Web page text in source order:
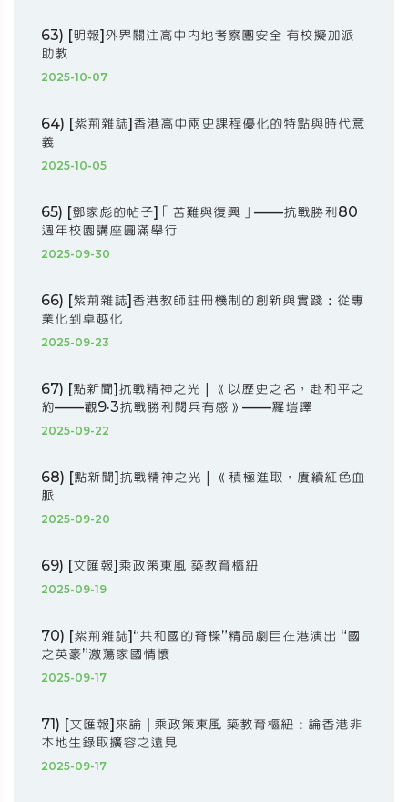
63) [明報]外界關注高中內地考察團安全 有校擬加派
助教
2025-10-07
64) [紫荊雜誌]香港高中兩史課程優化的特點與時代意
義
2025-10-05
65) [鄧家彪的帖子]「苦難與復興」——抗戰勝利80
週年校園講座圓滿舉行
2025-09-30
66) [紫荊雜誌]香港教師註冊機制的創新與實踐：從專
業化到卓越化
2025-09-23
67) [點新聞]抗戰精神之光｜《以歷史之名，赴和平之
約——觀9·3抗戰勝利閱兵有感》——羅塏譯
2025-09-22
68) [點新聞]抗戰精神之光｜《積極進取，賡續紅色血
脈
2025-09-20
69) [文匯報]乘政策東風 築教育樞紐
2025-09-19
70) [紫荊雜誌]“共和國的脊樑”精品劇目在港演出 “國
之英豪”激蕩家國情懷
2025-09-17
71) [文匯報]來論 | 乘政策東風 築教育樞紐：論香港非
本地生錄取擴容之遠見
2025-09-17